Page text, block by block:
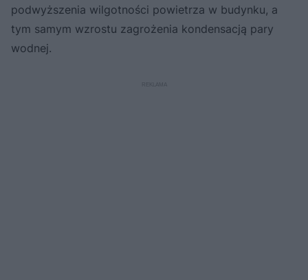
podwyższenia wilgotności powietrza w budynku, a
tym samym wzrostu zagrożenia kondensacją pary
wodnej.